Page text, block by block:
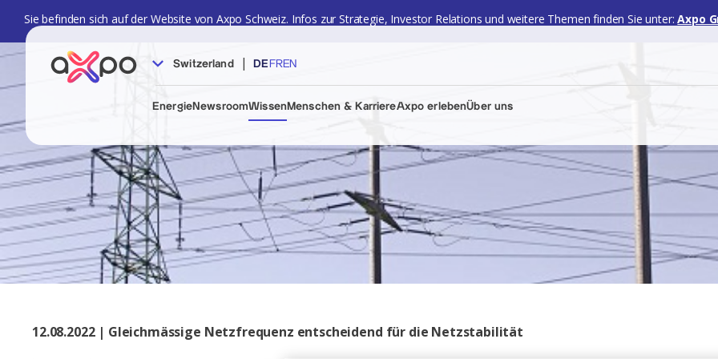
Sie befinden sich auf der Website von Axpo Schweiz. Infos zur Strategie, Investor Relations und weitere Themen finden Sie unter: Axpo
Switzerland | DE FREN
EnergieNewsroomWissenMenschen & KarriereAxpo erlebenÜber uns
12.08.2022 | Gleichmässige Netzfrequenz entscheidend für die Netzstabilität